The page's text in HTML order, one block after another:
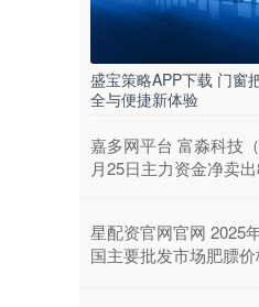
盛宝策略APP下载 门窗
全与便捷新体验
嘉多网平台 富淼科技
月25日主力资金净卖
星配资官网官网 2025
国主要批发市场肥膘